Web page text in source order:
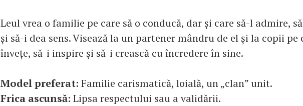
Leul vrea o familie pe care să o conducă, dar și care să-l admire,
și să-i dea sens. Visează la un partener mândru de el și la copii pe
învețe, să-i inspire și să-i crească cu încredere în sine.
Model preferat: Familie carismatică, loială, un „clan” unit.
Frica ascunsă: Lipsa respectului sau a validării.